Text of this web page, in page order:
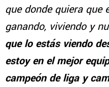
que donde quiera que
ganando, viviendo y
que lo estás viendo
estoy en el mejor
campeón de liga y